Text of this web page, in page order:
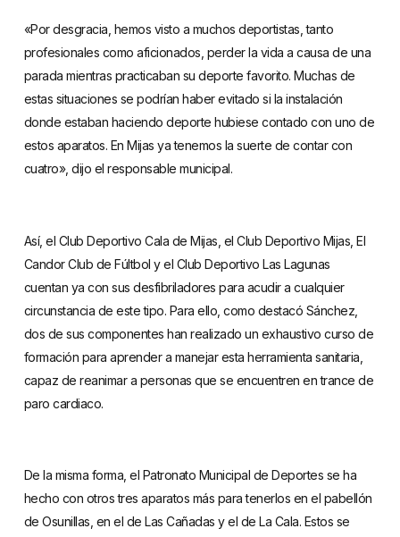
«Por desgracia, hemos visto a muchos deportistas, tanto
profesionales como aficionados, perder la vida a causa de una
parada mientras practicaban su deporte favorito. Muchas de
estas situaciones se podrían haber evitado si la instalación
donde estaban haciendo deporte hubiese contado con uno de
estos aparatos. En Mijas ya tenemos la suerte de contar con
cuatro», dijo el responsable municipal.
Así, el Club Deportivo Cala de Mijas, el Club Deportivo Mijas, El
Candor Club de Fúltbol y el Club Deportivo Las Lagunas
cuentan ya con sus desfibriladores para acudir a cualquier
circunstancia de este tipo. Para ello, como destacó Sánchez,
dos de sus componentes han realizado un exhaustivo curso de
formación para aprender a manejar esta herramienta sanitaria,
capaz de reanimar a personas que se encuentren en trance de
paro cardiaco.
De la misma forma, el Patronato Municipal de Deportes se ha
hecho con otros tres aparatos más para tenerlos en el pabellón
de Osunillas, en el de Las Cañadas y el de La Cala. Estos se